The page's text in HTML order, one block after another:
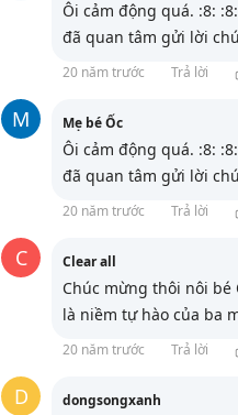
Ôi cảm động quá. :8:
đã quan tâm gửi lời
20 năm trước Trả lời
M Mẹ bé Ốc
Ôi cảm động quá. :8:
đã quan tâm gửi lời
20 năm trước Trả lời
C Clear all
Chúc mừng thôi nôi bé
là niềm tự hào của ba
20 năm trước Trả lời
D dongsongxanh